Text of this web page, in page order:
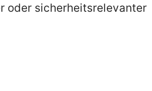
oder sicherheitsrelevanter